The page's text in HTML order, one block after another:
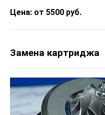
Цена: от 5500 руб.
Замена картриджа